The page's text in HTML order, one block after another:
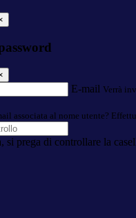
E-mail Verrà
associata al nome utente?
si prega di controllare la